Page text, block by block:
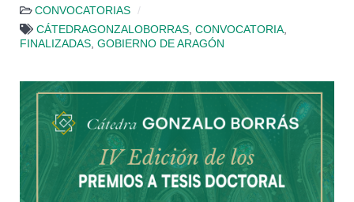
CONVOCATORIAS
CÁTEDRAGONZALOBORRAS CONVOCATORIA
FINALIZADAS GOBIERNO DE ARAGÓN